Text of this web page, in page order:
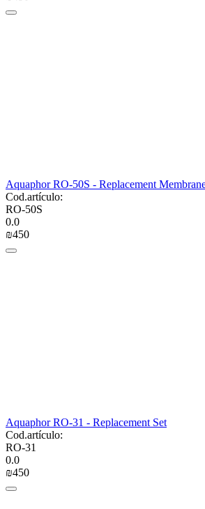
Aquaphor RO-50S - Replacement
Cod.artículo:
RO-50S
0.0
₪‍450‍
Aquaphor RO-31 - Replacement Set
Cod.artículo:
RO-31
0.0
₪‍450‍